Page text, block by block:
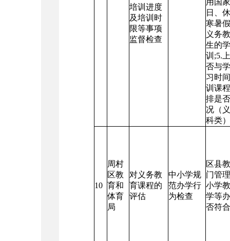
培训进度
及培训时
限等事项
监督检查
用国
日、
寒暑
义务
生的
训;5.
否与
习时
训课
排是
况（
科类）
10
周村
区教
育和
体育
局
对义务教
育课程的
评估
中小学规
范办学行
为检查
区县
门管
小学
学等
否符